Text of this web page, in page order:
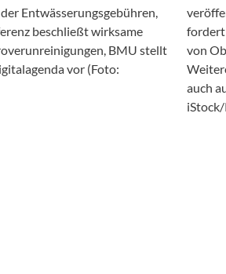
Entwässerungsgebühren,
beschließt wirksame
BMU stellt
vor (Foto:
fordert
von
auch